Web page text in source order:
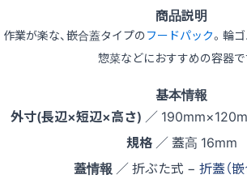
商品説明
作業が楽な、嵌合蓋タイプの フードパック。輪
惣菜などにおすすめの容器で
基本情報
外寸(長辺×短辺×高さ) ／
規格／ 蓋高 16mm
蓋情報 ／ 折ぶた式 − 折蓋（